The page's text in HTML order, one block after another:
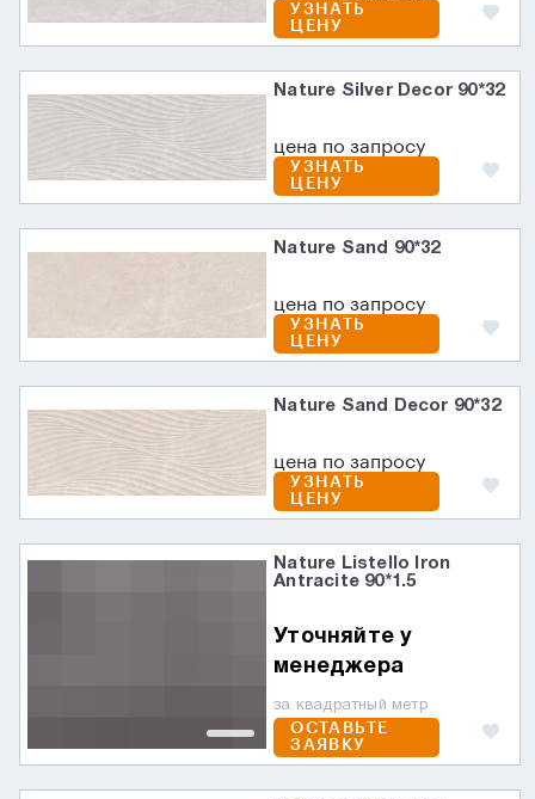
УЗНАТЬ
ЦЕНУ
Nature Silver Decor 90*32
цена по запросу
УЗНАТЬ
ЦЕНУ
Nature Sand 90*32
цена по запросу
УЗНАТЬ
ЦЕНУ
Nature Sand Decor 90*32
цена по запросу
УЗНАТЬ
ЦЕНУ
Nature Listello Iron
Antracite 90*1.5
Уточняйте у
менеджера
за квадратный метр
ОСТАВЬТЕ
ЗАЯВКУ